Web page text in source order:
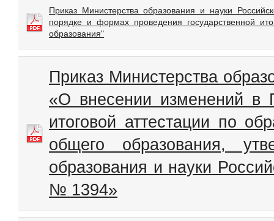
Приказ Министерства образования и науки
порядке и формах проведения государственной
образования"
Приказ Министерства
«О внесении изменений в
итоговой аттестации по
общего образования,
образования и науки
№ 1394»